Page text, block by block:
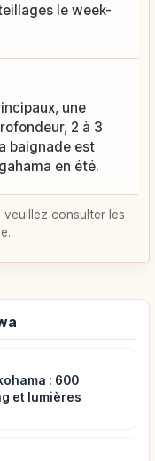
le week-
une
2 à 3
baignade est
en été.
veuillez consulter les
: 600
et lumières